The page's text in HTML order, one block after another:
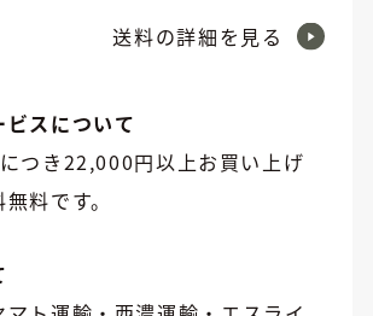
送料の詳細を見る
スについて
つき22,000円以上お買い上げ
料です。